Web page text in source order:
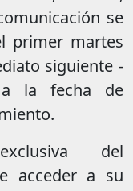
se
primer martes
siguiente -
a la fecha de
del
acceder a su